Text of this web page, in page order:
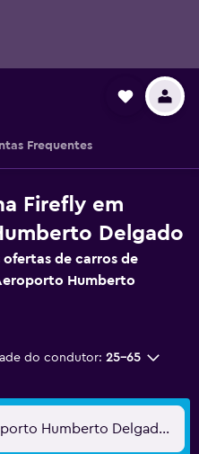
Frequentes
Firefly em
Delgado
de carros de
Humberto
do condutor: 25-65
Lisboa, Portugal - Aeroporto Humberto Delgado (LIS)